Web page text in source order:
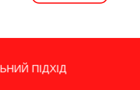
ЗАМОВНИКІВ
ПІДХІД
ПО УКРАЇНІ
ТА ЗНИЖКИ